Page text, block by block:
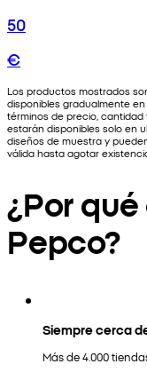
50
€
Los productos mostrados
disponibles gradualmente
términos de precio,
estarán disponibles solo en
diseños de muestra y
válida hasta agotar
¿Por
Pepco?
Siempre cerca
Más de 4.000